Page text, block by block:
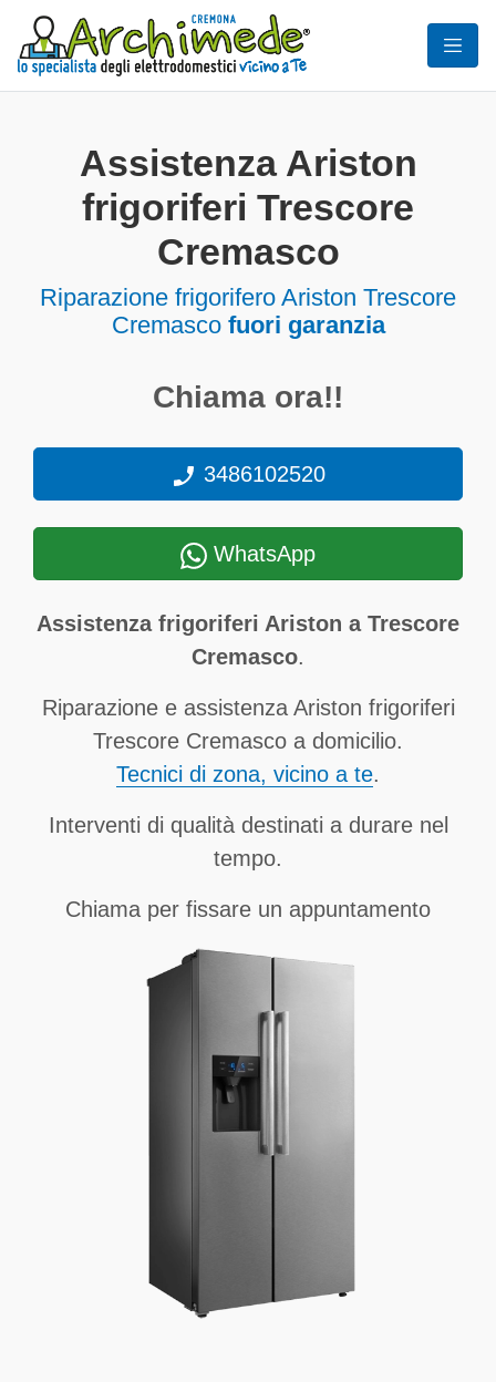
Assistenza Ariston
frigoriferi Trescore
Cremasco
Riparazione frigorifero Ariston Trescore
Cremasco fuori garanzia
Chiama ora!!
3486102520
WhatsApp
Assistenza frigoriferi Ariston a Trescore
Cremasco.
Riparazione e assistenza Ariston frigoriferi
Trescore Cremasco a domicilio.
Tecnici di zona, vicino a te.
Interventi di qualità destinati a durare nel
tempo.
Chiama per fissare un appuntamento